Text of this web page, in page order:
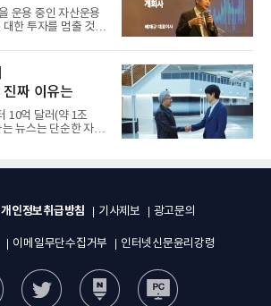
투자 지금이라도
운용 중인 자산운용
한 투자를 멈출 것을
짜 이유는
10억 달러(약 1조
뉴스는 단순한 자금
개인정보취급방침 기사제보 광고문의
이메일무단수집거부 인터넷신문윤리강령